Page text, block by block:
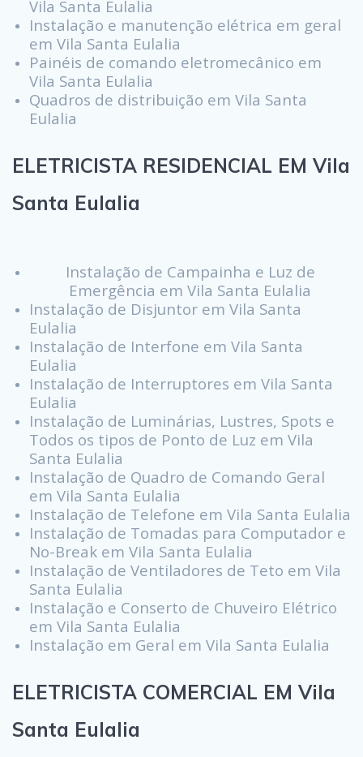
Vila Santa Eulalia
Instalação e manutenção elétrica em geral
em Vila Santa Eulalia
Painéis de comando eletromecânico em
Vila Santa Eulalia
Quadros de distribuição em Vila Santa
Eulalia
ELETRICISTA RESIDENCIAL EM Vila
Santa Eulalia
Instalação de Campainha e Luz de
Emergência em Vila Santa Eulalia
Instalação de Disjuntor em Vila Santa
Eulalia
Instalação de Interfone em Vila Santa
Eulalia
Instalação de Interruptores em Vila Santa
Eulalia
Instalação de Luminárias, Lustres, Spots e
Todos os tipos de Ponto de Luz em Vila
Santa Eulalia
Instalação de Quadro de Comando Geral
em Vila Santa Eulalia
Instalação de Telefone em Vila Santa Eulalia
Instalação de Tomadas para Computador e
No-Break em Vila Santa Eulalia
Instalação de Ventiladores de Teto em Vila
Santa Eulalia
Instalação e Conserto de Chuveiro Elétrico
em Vila Santa Eulalia
Instalação em Geral em Vila Santa Eulalia
ELETRICISTA COMERCIAL EM Vila
Santa Eulalia